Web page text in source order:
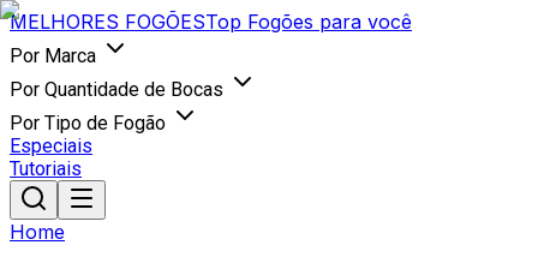
MELHORES FOGÕESTop Fogões para você
Por Marca
Por Quantidade de Bocas
Por Tipo de Fogão
Especiais
Tutoriais
Home